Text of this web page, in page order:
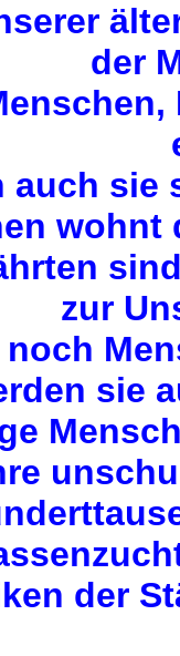
der
auch sie
wohnt
zur
sie
der